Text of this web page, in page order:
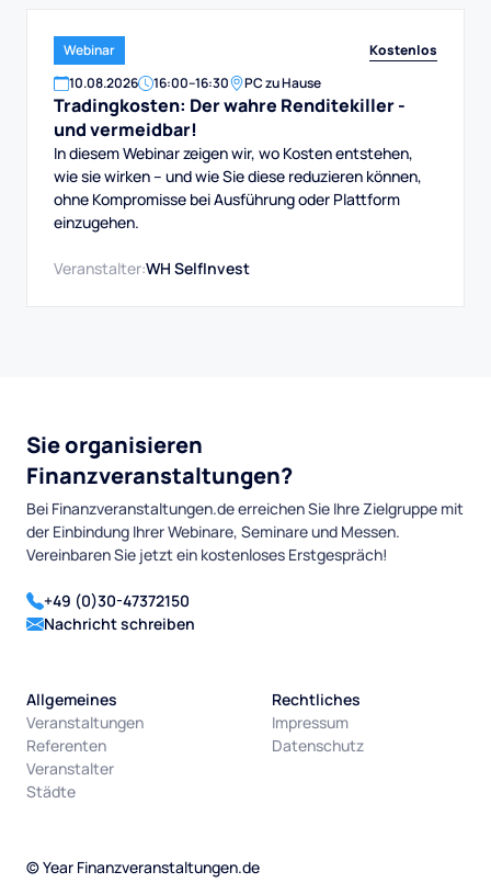
Webinar
Kostenlos
10.08.2026 16:00–16:30 PC zu Hause
Tradingkosten: Der wahre Renditekiller -
und vermeidbar!
In diesem Webinar zeigen wir, wo Kosten entstehen,
wie sie wirken – und wie Sie diese reduzieren können,
ohne Kompromisse bei Ausführung oder Plattform
einzugehen.
Veranstalter:WH SelfInvest
Sie organisieren
Finanzveranstaltungen?
Bei Finanzveranstaltungen.de erreichen Sie Ihre Zielgruppe mit
der Einbindung Ihrer Webinare, Seminare und Messen.
Vereinbaren Sie jetzt ein kostenloses Erstgespräch!
+49 (0)30-47372150
Nachricht schreiben
Allgemeines
Veranstaltungen
Referenten
Veranstalter
Städte
Rechtliches
Impressum
Datenschutz
©Year Finanzveranstaltungen.de